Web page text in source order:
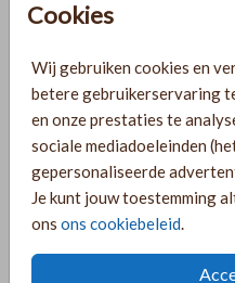
Cookies
Wij gebruiken cookies en
betere gebruikerservaring
en onze prestaties te
sociale mediadoeleinden
gepersonaliseerde
Je kunt jouw toestemming
ons ons cookiebeleid.
PRODUCTINFORMATIE
OMSCHRIJVING
Liggende foto voor bij een